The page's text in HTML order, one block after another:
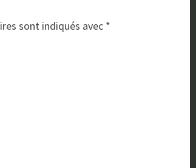
sont indiqués avec *